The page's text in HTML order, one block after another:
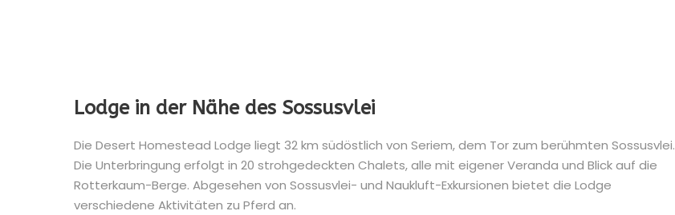
Lodge in der Nähe des Sossusvlei
Die Desert Homestead Lodge liegt 32 km südöstlich von Seriem, dem Tor zum berühmten Sossusvlei.
Die Unterbringung erfolgt in 20 strohgedeckten Chalets, alle mit eigener Veranda und Blick auf die
Rotterkaum-Berge. Abgesehen von Sossusvlei- und Naukluft-Exkursionen bietet die Lodge
verschiedene Aktivitäten zu Pferd an.